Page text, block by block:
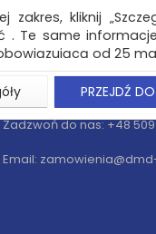
Zadzwoń do nas:+48 509
Email:
kliknij
. Te same
od 25
naszej
na
o promocjach
której
dowolnym
PRZEJDŹ